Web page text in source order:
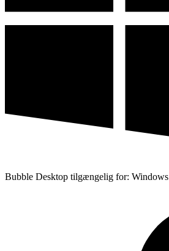
Bubble Desktop tilgængelig for: Windows